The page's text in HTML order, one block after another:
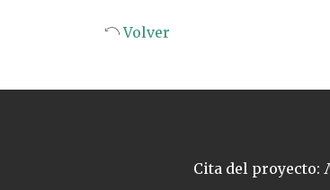
Volver
Cita del proyecto: